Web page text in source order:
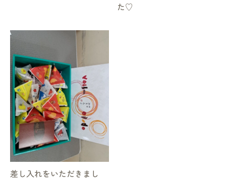
た♡
差し入れをいただきまし
お気軽にお問い合わせください